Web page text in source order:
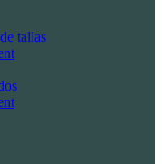
tallas